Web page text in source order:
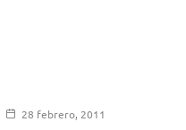
28 febrero, 2011